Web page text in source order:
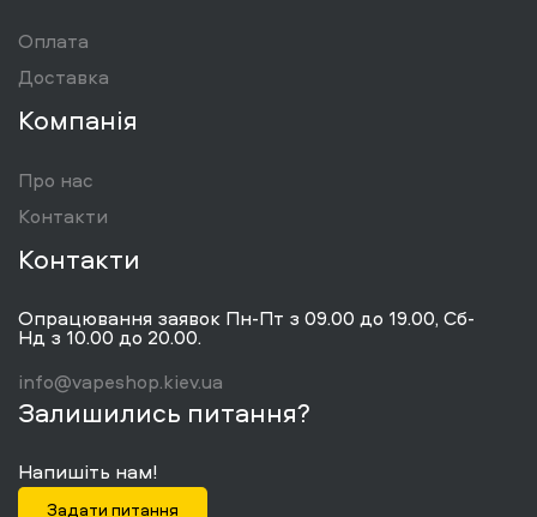
Оплата
Доставка
Компанія
Про нас
Контакти
Контакти
Опрацювання заявок Пн-Пт з 09.00 до 19.00, Сб-
Нд з 10.00 до 20.00.
info@vapeshop.kiev.ua
Залишились питання?
Напишіть нам!
Задати питання